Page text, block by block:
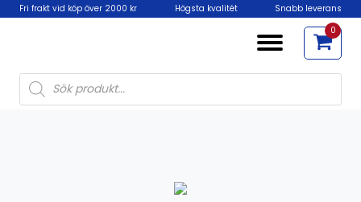
Fri frakt vid köp över 2000 kr Högsta kvalitét
Snabb leverans
0
Products
search